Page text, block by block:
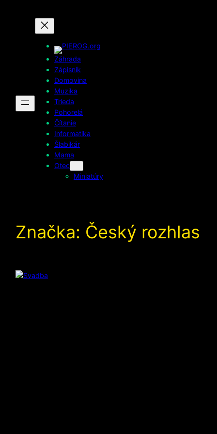
Záhrada
Zápisník
Domovina
Muzika
Trieda
Pohorelá
Čítanie
Informatika
Šlabikár
Mama
Otec
Miniatúry
Značka: Český rozhlas